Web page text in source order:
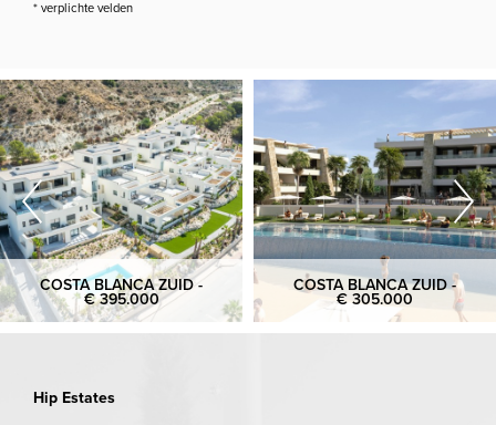
* verplichte velden
COSTA BLANCA ZUID -
€ 395.000
COSTA BLANCA ZUID -
€ 305.000
Hip Estates